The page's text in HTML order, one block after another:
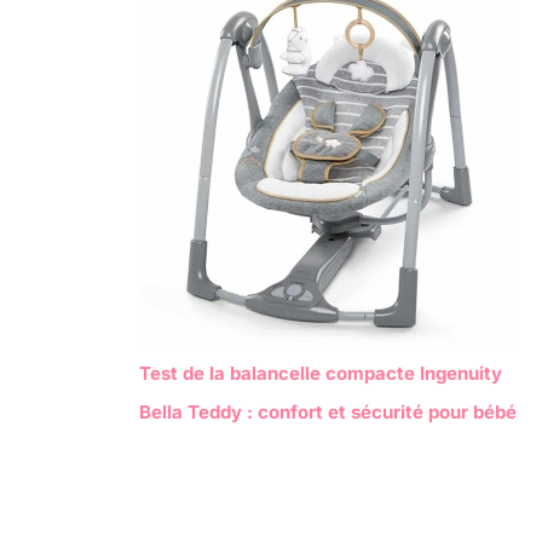
Test de la balancelle compacte Ingenuity
Bella Teddy : confort et sécurité pour bébé